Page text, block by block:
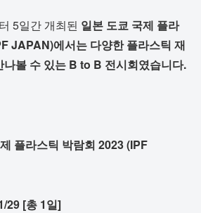
5일간 개최된 일본 도쿄 국제 플라
JAPAN)에서는 다양한 플라스틱 재
나볼 수 있는 B to B 전시회였습니다.
플라스틱 박람회 2023(IPF
29 [총 1일]